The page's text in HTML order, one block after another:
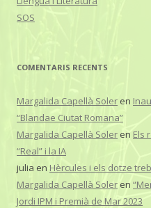
SOS
COMENTARIS RECENTS
Margalida Capellà Soler en
“Blandae Ciutat Romana”
Margalida Capellà Soler en Els
“Real” i la IA
julia en Hèrcules i els dotze
Margalida Capellà Soleren
Jordi IPM i Premià de Mar 2023